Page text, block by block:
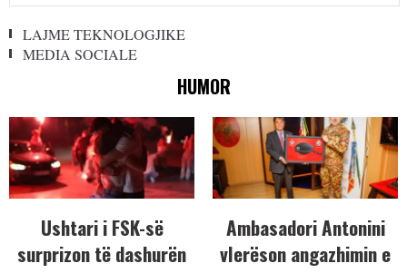
LAJME TEKNOLOGJIKE
MEDIA SOCIALE
HUMOR
Ushtari i FSK-së
surprizon të dashurën
Ambasadori Antonini
vlerëson angazhimin e